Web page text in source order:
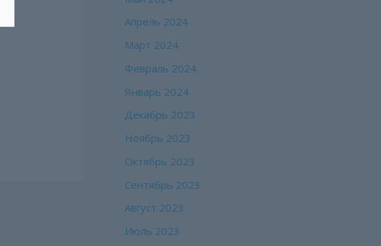
Апрель 2024
Март 2024
Февраль 2024
Январь 2024
Декабрь 2023
Ноябрь 2023
Октябрь 2023
Сентябрь 2023
Август 2023
Июль 2023